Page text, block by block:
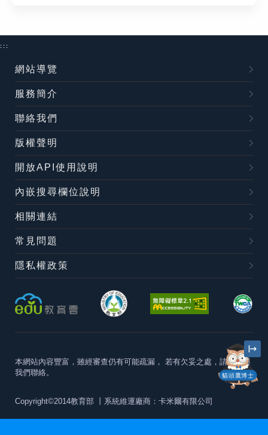
貓頭鷹博士
:::
網站導覽
服務簡介
聯絡我們
版權聲明
開放API使用說明
內嵌搜尋欄位說明
相關連結
常見問題
隱私權政策
本網站內容豐富，雖經審查仍有可能疏漏， 若有欠妥之處，請隨時與
我們聯絡。
Copyright©2014教育部 丨系統維運廠商：卡米爾有限公司